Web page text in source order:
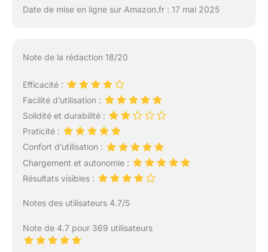
Date de mise en ligne sur Amazon.fr : 17 mai 2025
Note de la rédaction 18/20
Efficacité :
Facilité d’utilisation :
Solidité et durabilité :
Praticité :
Confort d’utilisation :
Chargement et autonomie :
Résultats visibles :
Notes des utilisateurs 4.7/5
Note de 4.7 pour 369 utilisateurs